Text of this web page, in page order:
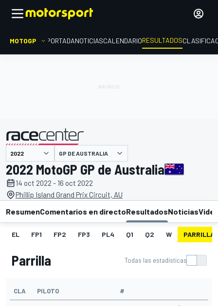
MOTOGP PORTADANOTICIASCALENDARIORESULTADOS
presentado por GP DE AUSTRALIA
2022 MotoGP GP de Australia
14 oct 2022 - 16 oct 2022
Phillip Island Grand Prix Circuit, AU
ResumenComentarios en directoResultadosNoticias
EL FP1 FP2 FP3 PL4 Q1 Q2 W PARRILLA
Parrilla Todas las estadísticas
CLA PILOTO #